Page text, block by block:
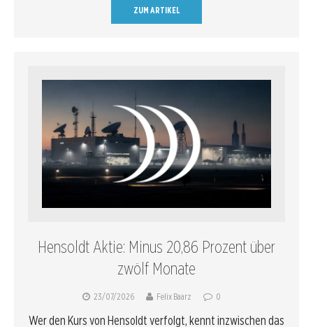
ZUM ARTIKEL
Hensoldt Aktie: Minus 20,86 Prozent über
zwölf Monate
23/07/2026 Felix Baarz 0
Wer den Kurs von Hensoldt verfolgt, kennt inzwischen das